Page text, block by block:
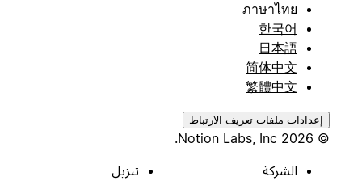
ภาษาไทย
한국어
日本語
简体中文
繁體中文
إعدادات ملفات تعريف الارتباط
الشركة
تنزيل